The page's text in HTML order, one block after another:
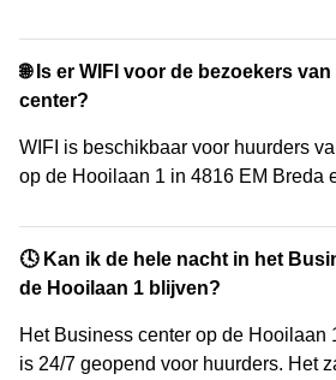
🌐 Is er WIFI voor de bezoekers
center?
WIFI is beschikbaar voor huurders
op de Hooilaan 1 in 4816 EM Breda
🕓 Kan ik de hele nacht in het
de Hooilaan 1 blijven?
Het Business center op de Hooilaan
is 24/7 geopend voor huurders. Het